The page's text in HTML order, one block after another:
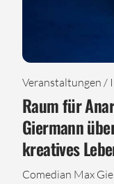
Veranstaltungen /
Raum für
Giermann
kreatives
Comedian Max